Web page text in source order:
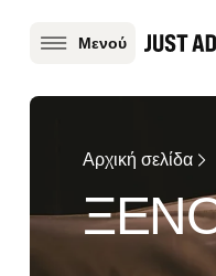
Μενού
Αρχική σελίδα